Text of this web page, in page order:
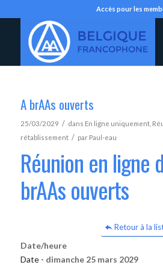
Accès pour les
A brAAs ouverts
25/03/2029 / dans En ligne uniquement,
rétablissement / par Paul-eau
Réunion en ligne
brAAs ouverts
Retour à la
Date/heure
Date - dimanche 25 mars 2029